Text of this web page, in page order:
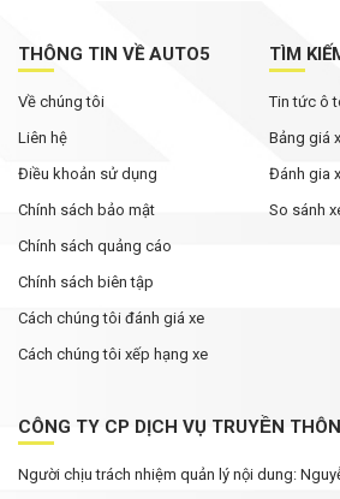
Tháng Ngâu chưa tới,
THÔNG TIN VỀ AUTO5
Về chúng tôi
Liên hệ
Điều khoản sử dụng
Chính sách bảo mật
Chính sách quảng cáo
Chính sách biên tập
Cách chúng tôi đánh giá xe
Cách chúng tôi xếp hạng xe
TÌM
Tin tức ô
Bảng giá
Đánh gia
So sánh
CÔNG TY CP DỊCH VỤ TRUYỀN
Người chịu trách nhiệm quản lý nội dung: